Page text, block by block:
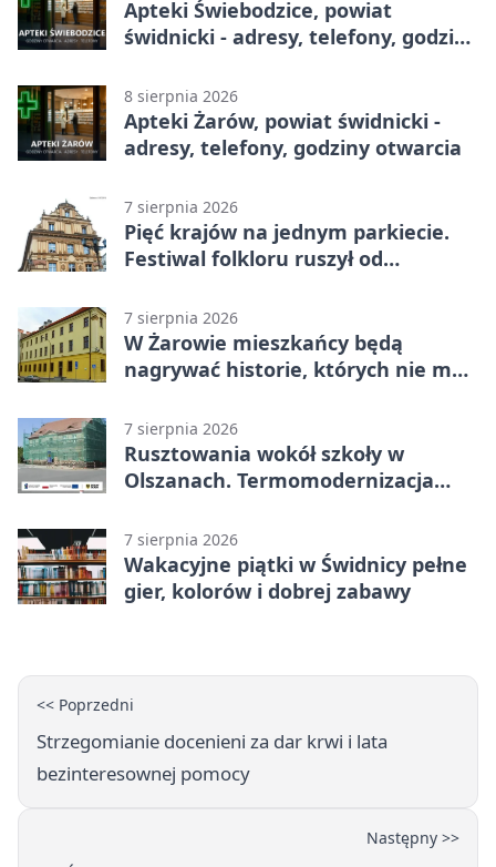
Apteki Świebodzice, powiat
świdnicki - adresy, telefony, godziny
8 sierpnia 2026
Apteki Żarów, powiat świdnicki -
adresy, telefony, godziny otwarcia
7 sierpnia 2026
Pięć krajów na jednym parkiecie.
Festiwal folkloru ruszył od
7 sierpnia 2026
W Żarowie mieszkańcy będą
nagrywać historie, których nie ma
7 sierpnia 2026
Rusztowania wokół szkoły w
Olszanach. Termomodernizacja
7 sierpnia 2026
Wakacyjne piątki w Świdnicy pełne
gier, kolorów i dobrej zabawy
<< Poprzedni
Strzegomianie docenieni za dar krwi i lata
bezinteresownej pomocy
Następny >>